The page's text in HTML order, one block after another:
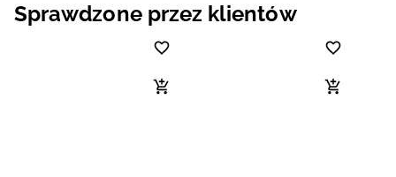
Sprawdzone przez klientów